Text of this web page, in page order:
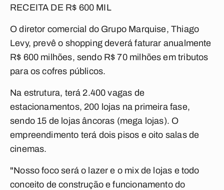
RECEITA DE R$ 600 MIL
O diretor comercial do Grupo Marquise, Thiago
Levy, prevê o shopping deverá faturar anualmente
R$ 600 milhões, sendo R$ 70 milhões em tributos
para os cofres públicos.
Na estrutura, terá 2.400 vagas de
estacionamentos, 200 lojas na primeira fase,
sendo 15 de lojas âncoras (mega lojas). O
empreendimento terá dois pisos e oito salas de
cinemas.
"Nosso foco será o lazer e o mix de lojas e todo
conceito de construção e funcionamento do